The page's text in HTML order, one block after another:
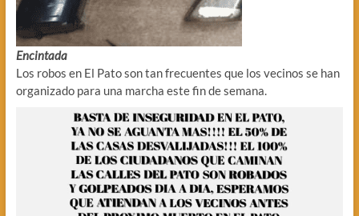
Encintada
Los robos en El Pato son tan frecuentes que los vecinos se han
organizado para una marcha este fin de semana.